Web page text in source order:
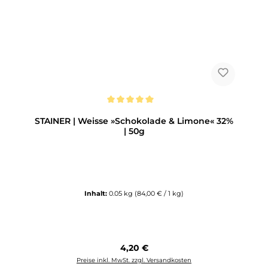
STAINER | Weisse »Schokolade & Limone« 32%
| 50g
Inhalt: 0.05 kg (84,00 € / 1 kg)
Regulärer Preis:
4,20 €
Preise inkl. MwSt. zzgl. Versandkosten